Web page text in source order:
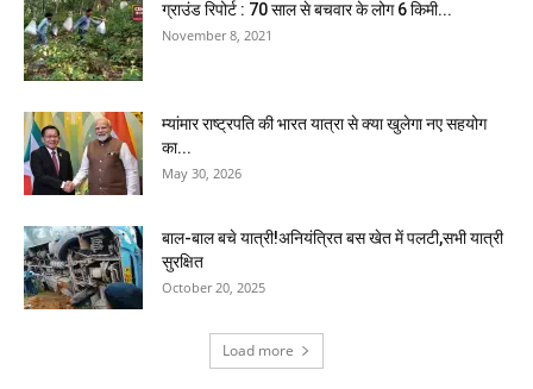
ग्राउंड रिपोर्ट : 70 साल से बचवार के लोग 6 किमी...
November 8, 2021
म्यांमार राष्ट्रपति की भारत यात्रा से क्या खुलेगा नए सहयोग
का...
May 30, 2026
बाल-बाल बचे यात्री!अनियंत्रित बस खेत में पलटी,सभी यात्री
सुरक्षित
October 20, 2025
Load more